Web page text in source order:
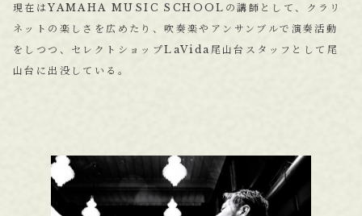
現在はYAMAHA MUSIC SCHOOLの講師として、クラリ
ネットの楽しさを広めたり、吹奏楽やアンサンブルで演奏活動
をしつつ、セレクトショップLaVida尾山台スタッフとして尾
山台に出没している。